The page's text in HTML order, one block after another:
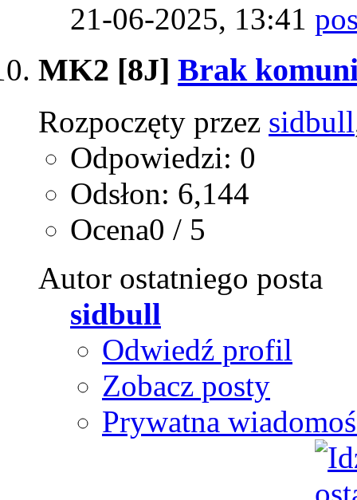
21-06-2025, 13:41
MK2 [8J] Brak
Rozpoczęty przez sidbull
Odpowiedzi: 0
Odsłon: 6,144
Ocena0 / 5
Autor ostatniego posta
sidbull
Odwiedź profil
Zobacz posty
Prywatna